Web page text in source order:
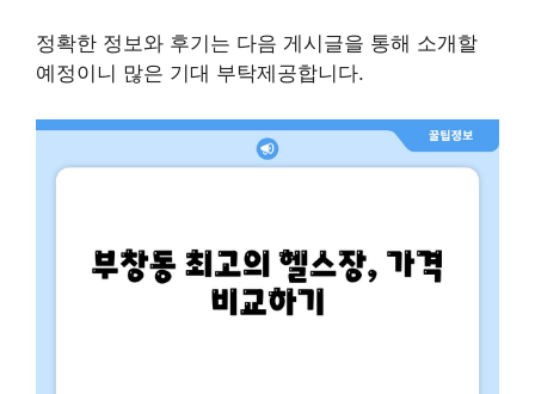
정확한 정보와 후기는 다음 게시글을 통해 소개할
예정이니 많은 기대 부탁제공합니다.